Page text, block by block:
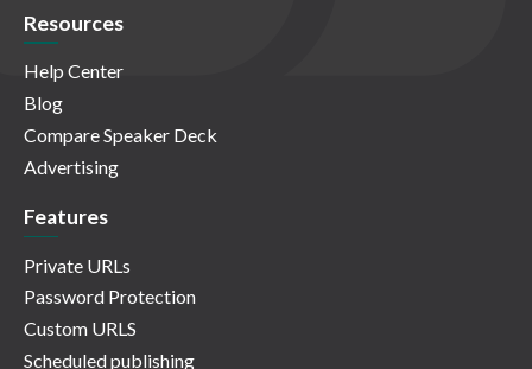
Resources
Help Center
Blog
Compare Speaker Deck
Advertising
Features
Private URLs
Password Protection
Custom URLS
Scheduled publishing